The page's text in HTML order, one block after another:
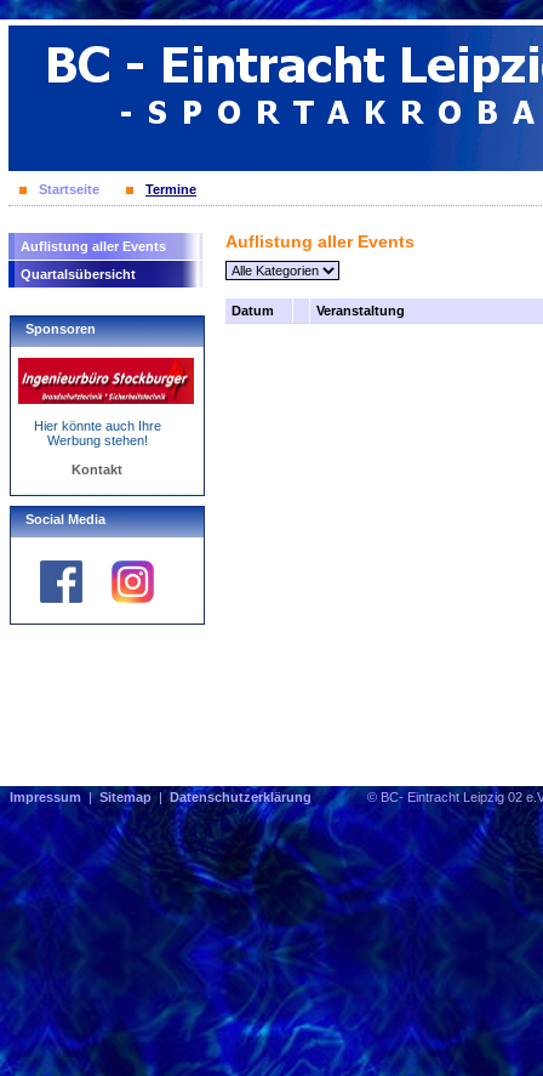
Startseite Termine
Auflistung aller Events
Quartalsübersicht
Sponsoren
Hier könnte auch Ihre
Werbung stehen!
Kontakt
Social Media
Auflistung aller Events
Datum Veranstaltung
Impressum | Sitemap| Datenschutzerklärung © BC- Eintracht Leipzig